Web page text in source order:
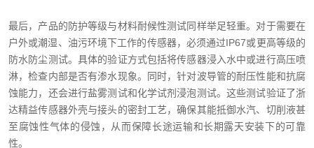
最后，产品的防护等级与材料耐候性测试同样举足轻重。对于需要在
户外或潮湿、油污环境下工作的传感器，必须通过IP67或更高等级的
防水防尘测试。具体的验证方式包括将传感器浸入水中或进行高压喷
淋，检查内部是否有渗水现象。同时，针对波导管的耐压性能和抗腐
蚀能力，还会进行盐雾测试和化学试剂浸泡测试。这些测试验证了浙
达精益传感器外壳与接头的密封工艺，确保其能抵御水汽、切削液甚
至腐蚀性气体的侵蚀，从而保障长途运输和长期露天安装下的可靠
性。